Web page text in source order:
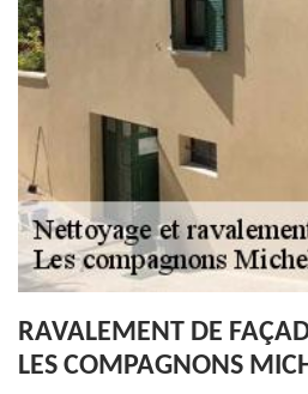
RAVALEMENT DE
LES COMPAGNONS